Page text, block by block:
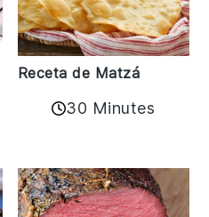
Receta de Matzá
30 Minutes